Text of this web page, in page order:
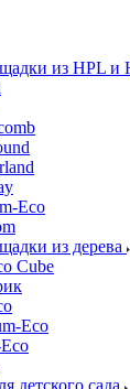
из HPL и
Eco
из дерева
Cube
Еco
детского сада